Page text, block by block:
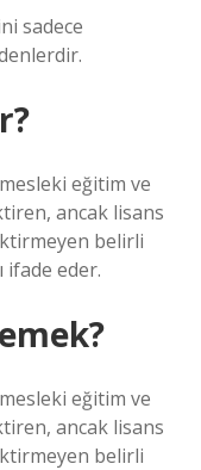
sadece
eğitim ve
ancak lisans
belirli
ifade eder.
eğitim ve
ancak lisans
belirli